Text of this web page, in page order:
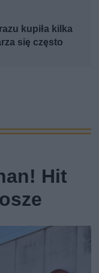
kupiła kilka
się często
Hit